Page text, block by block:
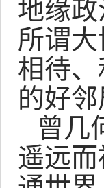
地缘
所谓
相待
的好
曾几
遥远